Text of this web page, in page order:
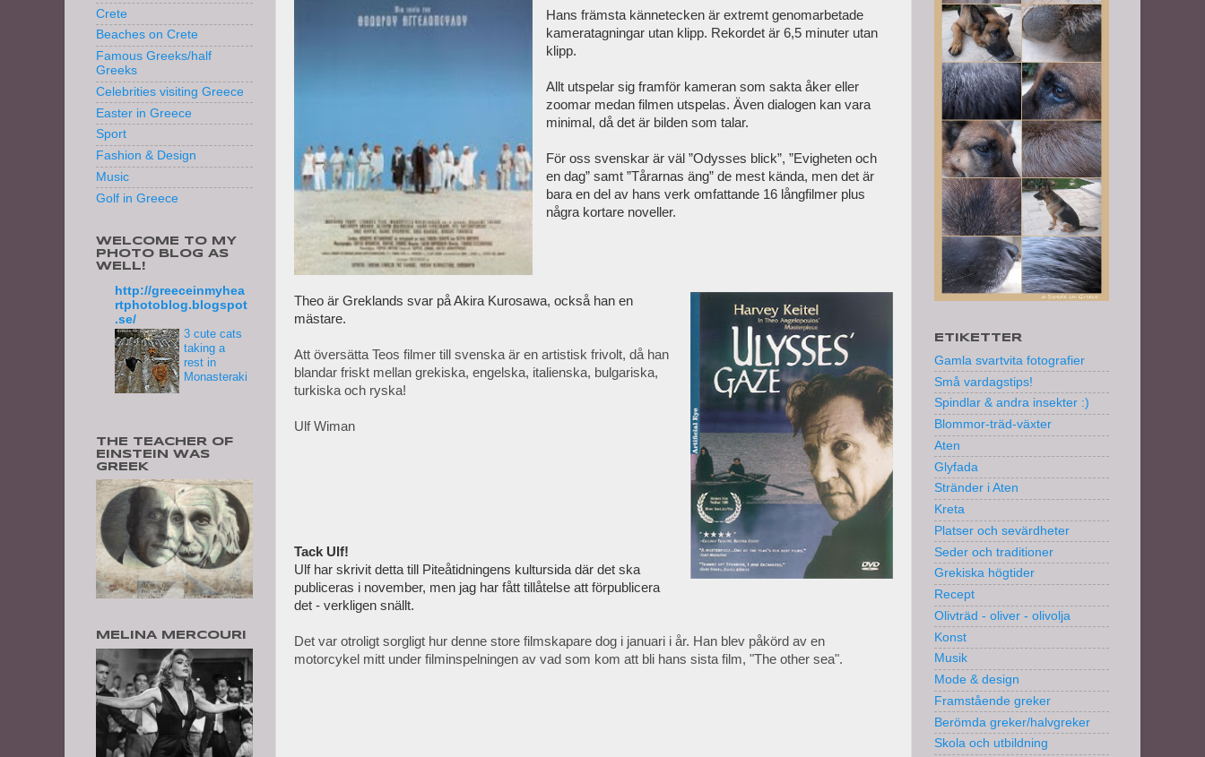
Hans främsta kännetecken är extremt genomarbetade
kameratagningar utan klipp. Rekordet är 6,5 minuter utan
klipp.
Allt utspelar sig framför kameran som sakta åker eller
zoomar medan filmen utspelas. Även dialogen kan vara
minimal, då det är bilden som talar.
För oss svenskar är väl ”Odysses blick”, ”Evigheten och
en dag” samt ”Tårarnas äng” de mest kända, men det är
bara en del av hans verk omfattande 16 långfilmer plus
några kortare noveller.
Theo är Greklands svar på Akira Kurosawa, också han en
mästare.
Att översätta Teos filmer till svenska är en artistisk frivolt, då han
blandar friskt mellan grekiska, engelska, italienska, bulgariska,
turkiska och ryska!
Ulf Wiman
Tack Ulf!
Ulf har skrivit detta till Piteåtidningens kultursida där det ska
publiceras i november, men jag har fått tillåtelse att förpublicera
det - verkligen snällt.
Det var otroligt sorgligt hur denne store filmskapare dog i januari i år. Han blev påkörd av en
motorcykel mitt under filminspelningen av vad som kom att bli hans sista film, "The other sea".
Crete
Beaches on Crete
Famous Greeks/half
Greeks
Celebrities visiting Greece
Easter in Greece
Sport
Fashion & Design
Music
Golf in Greece
WELCOME TO MY
PHOTO BLOG AS
WELL!
http://greeceinmyhea
rtphotoblog.blogspot
.se/
3 cute cats
taking a
rest in
Monasteraki
THE TEACHER OF
EINSTEIN WAS
GREEK
MELINA MERCOURI
ETIKETTER
Gamla svartvita fotografier
Små vardagstips!
Spindlar & andra insekter :)
Blommor-träd-växter
Aten
Glyfada
Stränder i Aten
Kreta
Platser och sevärdheter
Seder och traditioner
Grekiska högtider
Recept
Olivträd - oliver - olivolja
Konst
Musik
Mode & design
Framstående greker
Berömda greker/halvgreker
Skola och utbildning